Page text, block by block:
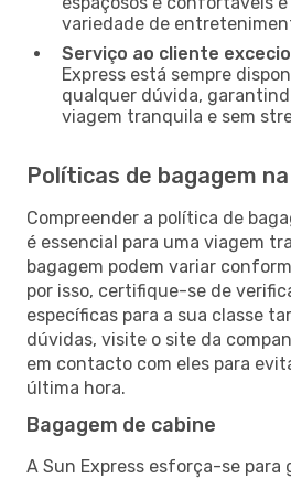
variedade de
Serviço ao cliente
Express está sempre
qualquer dúvida,
viagem tranquila e sem
Políticas de bagagem
Compreender a política de
é essencial para uma viagem
bagagem podem variar
por isso, certifique-se de
específicas para a sua classe
dúvidas, visite o site da
em contacto com eles para
última hora.
Bagagem de cabine
A Sun Express esforça-se para